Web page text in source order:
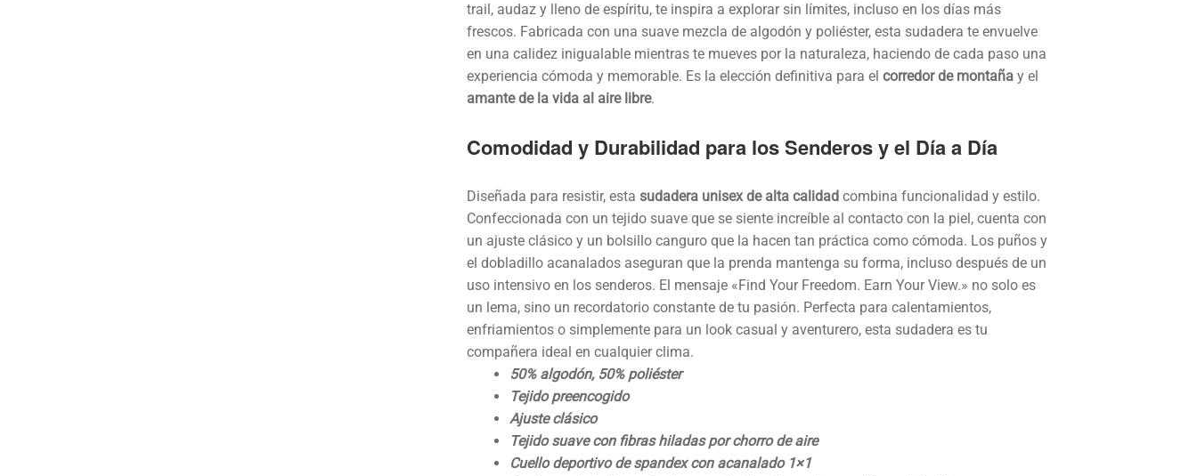
trail, audaz y lleno de espíritu, te inspira a explorar sin límites, incluso en los días más
frescos. Fabricada con una suave mezcla de algodón y poliéster, esta sudadera te envuelve
en una calidez inigualable mientras te mueves por la naturaleza, haciendo de cada paso una
experiencia cómoda y memorable. Es la elección definitiva para el corredor de montañay el
amante de la vida al aire libre.
Comodidad y Durabilidad para los Senderos y el Día a Día
Diseñada para resistir, esta sudadera unisex de alta calidad combina funcionalidad y estilo.
Confeccionada con un tejido suave que se siente increíble al contacto con la piel, cuenta con
un ajuste clásico y un bolsillo canguro que la hacen tan práctica como cómoda. Los puños y
el dobladillo acanalados aseguran que la prenda mantenga su forma, incluso después de un
uso intensivo en los senderos. El mensaje «Find Your Freedom. Earn Your View.» no solo es
un lema, sino un recordatorio constante de tu pasión. Perfecta para calentamientos,
enfriamientos o simplemente para un look casual y aventurero, esta sudadera es tu
compañera ideal en cualquier clima.
50% algodón, 50% poliéster
Tejido preencogido
Ajuste clásico
Tejido suave con fibras hiladas por chorro de aire
Cuello deportivo de spandex con acanalado 1×1